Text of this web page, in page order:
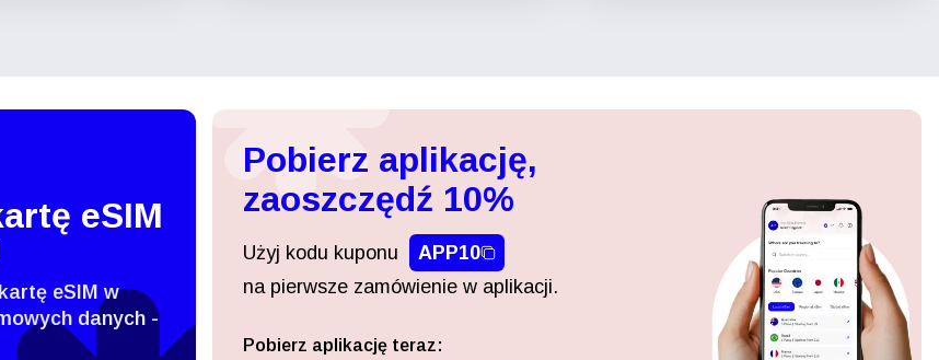
eSIM
eSIM w
danych -
Pobierz aplikację,
zaoszczędź 10%
Użyj kodu kuponu
APP10
na pierwsze zamówienie w aplikacji.
Pobierz aplikację teraz:
Zaloguj się lub zarejestruj